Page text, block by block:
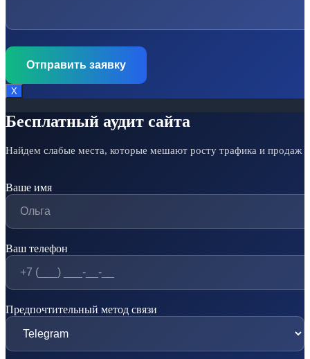
Х
Бесплатный аудит сайта
Найдем слабые места, которые мешают росту трафика и продаж
Ваше имя
Ваш телефон
Предпочтительный метод связи